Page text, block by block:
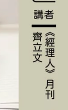
親子玩具
情趣用品